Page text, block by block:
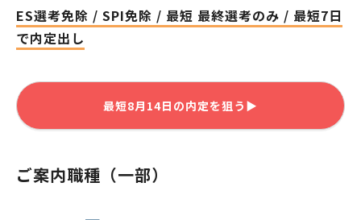
ES選考免除 / SPI免除 / 最短 最終選考のみ / 最短7日
で内定出し
最短8月14日 の内定を狙う▶
ご案内職種（一部）